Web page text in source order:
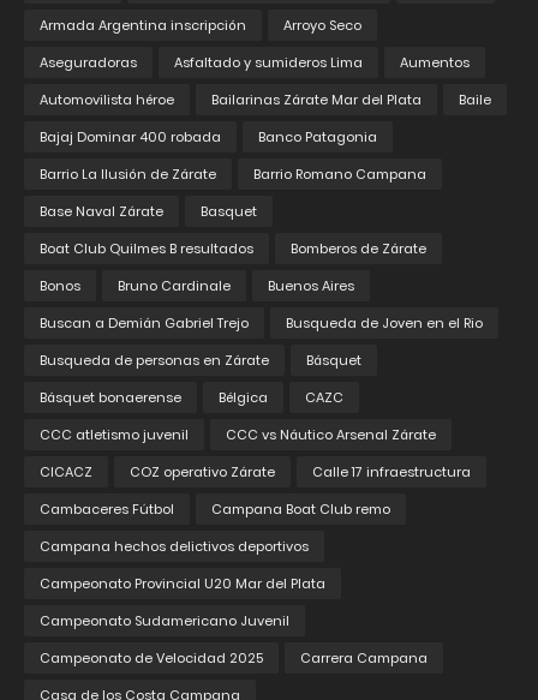
Armada Argentina inscripción
Arroyo Seco
Aseguradoras
Asfaltado y sumideros Lima
Aumentos
Automovilista héroe
Bailarinas Zárate Mar del Plata
Baile
Bajaj Dominar 400 robada
Banco Patagonia
Barrio La Ilusión de Zárate
Barrio Romano Campana
Base Naval Zárate
Basquet
Boat Club Quilmes B resultados
Bomberos de Zárate
Bonos
Bruno Cardinale
Buenos Aires
Buscan a Demián Gabriel Trejo
Busqueda de Joven en el Rio
Busqueda de personas en Zárate
Básquet
Básquet bonaerense
Bélgica
CAZC
CCC atletismo juvenil
CCC vs Náutico Arsenal Zárate
CICACZ
COZ operativo Zárate
Calle 17 infraestructura
Cambaceres Fútbol
Campana Boat Club remo
Campana hechos delictivos deportivos
Campeonato Provincial U20 Mar del Plata
Campeonato Sudamericano Juvenil
Campeonato de Velocidad 2025
Carrera Campana
Casa de los Costa Campana